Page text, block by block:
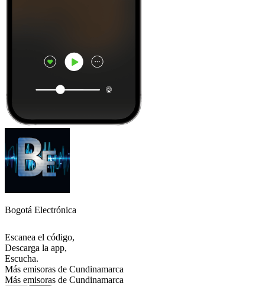
Bogotá Electrónica
Escanea el código,
Descarga la app,
Escucha.
Más emisoras de Cundinamarca
Más emisoras de Cundinamarca